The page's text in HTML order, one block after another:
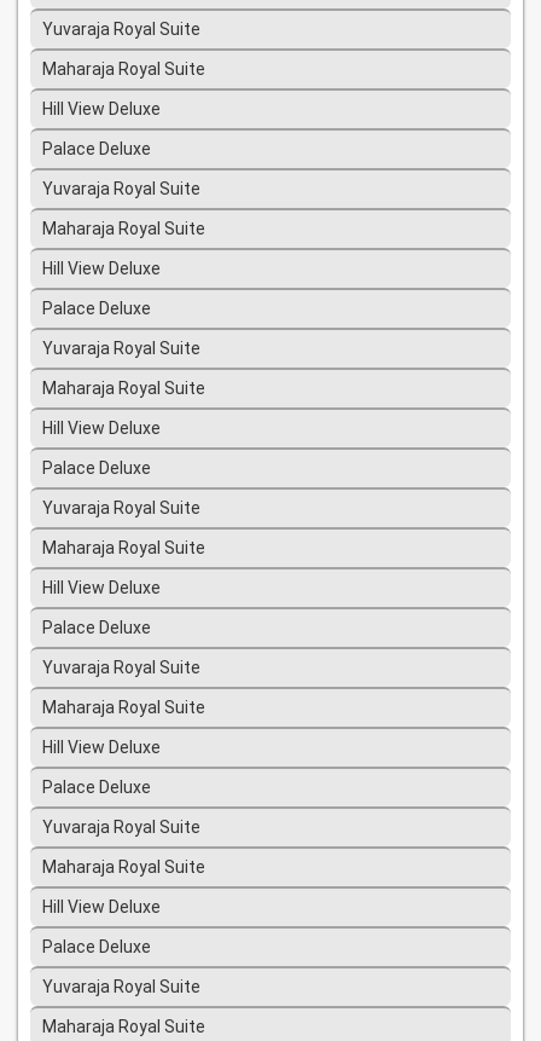
Yuvaraja Royal Suite
Maharaja Royal Suite
Hill View Deluxe
Palace Deluxe
Yuvaraja Royal Suite
Maharaja Royal Suite
Hill View Deluxe
Palace Deluxe
Yuvaraja Royal Suite
Maharaja Royal Suite
Hill View Deluxe
Palace Deluxe
Yuvaraja Royal Suite
Maharaja Royal Suite
Hill View Deluxe
Palace Deluxe
Yuvaraja Royal Suite
Maharaja Royal Suite
Hill View Deluxe
Palace Deluxe
Yuvaraja Royal Suite
Maharaja Royal Suite
Hill View Deluxe
Palace Deluxe
Yuvaraja Royal Suite
Maharaja Royal Suite